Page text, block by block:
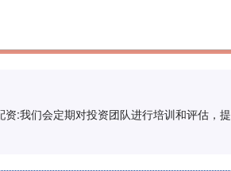
:我们会定期对投资团队进行培训和评估，